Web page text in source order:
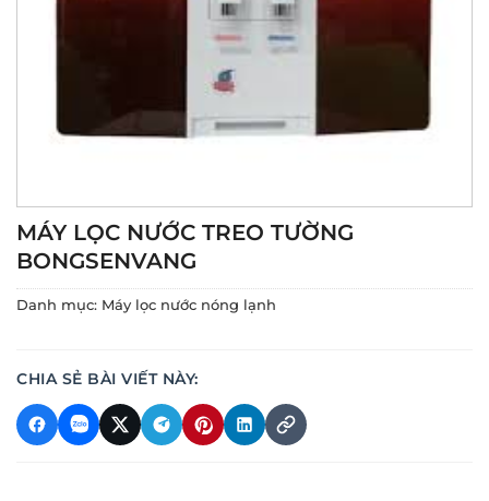
MÁY LỌC NƯỚC TREO TƯỜNG
BONGSENVANG
Danh mục: Máy lọc nước nóng lạnh
CHIA SẺ BÀI VIẾT NÀY: